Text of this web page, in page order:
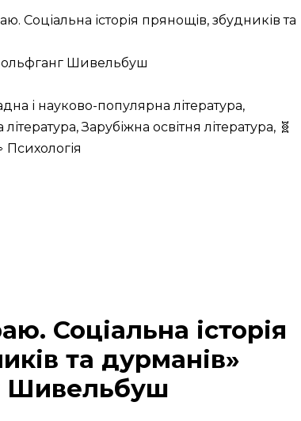
Соціальна історія прянощів, збудників та
Шивельбуш
і науково-популярна література,
Зарубіжна освітня література, 🧬
Психологія
Соціальна історія
та дурманів»
Шивельбуш